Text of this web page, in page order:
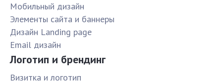
Мобильный дизайн
Элементы сайта и баннеры
Дизайн Landing page
Email дизайн
Логотип и брендинг
Визитка и логотип